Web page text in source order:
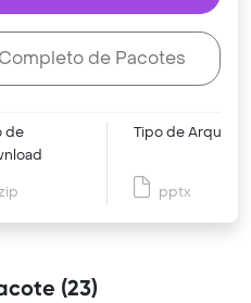
de Pacotes
de
Tipo de Arquivo
pptx
(23)